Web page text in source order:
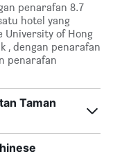
penarafan 8.7
hotel yang
University of Hong
, dengan penarafan
penarafan
Taman